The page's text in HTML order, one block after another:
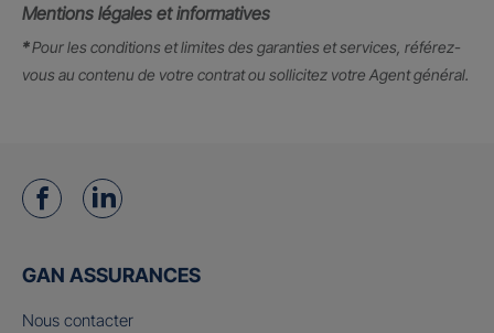
Mentions légales et informatives
*Pour les conditions et limites des garanties et services, référez-
vous au contenu de votre contrat ou sollicitez votre Agent général.
GAN ASSURANCES
Nous contacter